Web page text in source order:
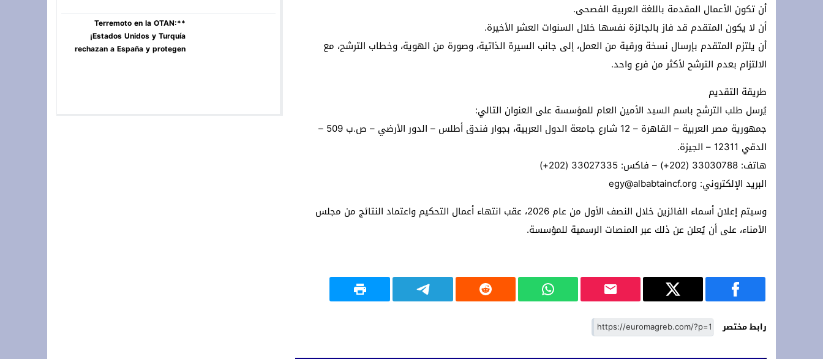
أن تكون الأعمال المقدمة باللغة العربية الفصحى.
أن لا يكون المتقدم قد فاز بالجائزة نفسها خلال السنوات العشر الأخيرة.
أن يلتزم المتقدم بإرسال نسخة ورقية من العمل، إلى جانب السيرة الذاتية، وصورة من الهوية، وخطاب الترشح، مع
الالتزام بعدم الترشح لأكثر من فرع واحد.
طريقة التقديم
يُرسل طلب الترشح باسم السيد الأمين العام للمؤسسة على العنوان التالي:
جمهورية مصر العربية – القاهرة – 12 شارع جامعة الدول العربية، بجوار فندق أطلس – الدور الأرضي – ص.ب 509 –
الدقي 12311 – الجيزة.
هاتف: 33030788 (202+) – فاكس: 33027335 (202+)
البريد الإلكتروني: egy@albabtaincf.org
وسيتم إعلان أسماء الفائزين خلال النصف الأول من عام 2026، عقب انتهاء أعمال التحكيم واعتماد النتائج من مجلس
الأمناء، على أن يُعلن عن ذلك عبر المنصات الرسمية للمؤسسة.
رابط مختصر
**Terremoto en la OTAN:
¡Estados Unidos y Turquía
rechazan a España y protegen